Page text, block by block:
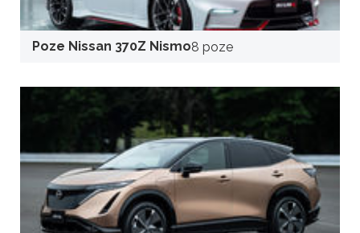
Poze Nissan 370Z Nismo8 poze